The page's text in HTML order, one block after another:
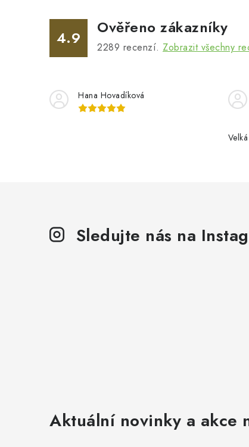
í
p
r
k
y
u
4.9
Ověřeno zákazníky
2289 recenzí. Zobrazit všechny
Hana Hovadíková
Sledujte nás na
Aktuální novinky a akce